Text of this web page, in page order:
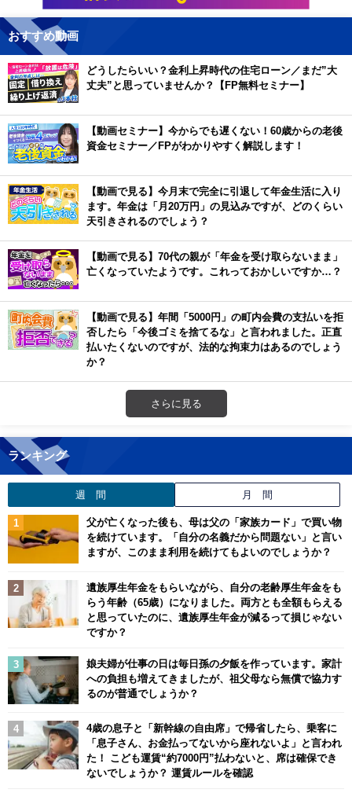
おすすめ動画
どうしたらいい？金利上昇時代の住宅ローン／まだ”大
丈夫”と思っていませんか？【FP無料セミナー】
【動画セミナー】今からでも遅くない！60歳からの老後
資金セミナー／FPがわかりやすく解説します！
【動画で見る】今月末で完全に引退して年金生活に入り
ます。年金は「月20万円」の見込みですが、どのくらい
天引きされるのでしょう？
【動画で見る】70代の親が「年金を受け取らないまま」
亡くなっていたようです。これっておかしいですか…？
【動画で見る】年間「5000円」の町内会費の支払いを拒
否したら「今後ゴミを捨てるな」と言われました。正直
払いたくないのですが、法的な拘束力はあるのでしょう
か？
さらに見る
ランキング
週 間 月 間
父が亡くなった後も、母は父の「家族カード」で買い物
を続けています。「自分の名義だから問題ない」と言い
ますが、このまま利用を続けてもよいのでしょうか？
遺族厚生年金をもらいながら、自分の老齢厚生年金をも
らう年齢（65歳）になりました。両方とも全額もらえる
と思っていたのに、遺族厚生年金が減るって損じゃない
ですか？
娘夫婦が仕事の日は毎日孫の夕飯を作っています。家計
への負担も増えてきましたが、祖父母なら無償で協力す
るのが普通でしょうか？
4歳の息子と「新幹線の自由席」で帰省したら、乗客に
「息子さん、お金払ってないから座れないよ」と言われ
た！ こども運賃“約7000円”払わないと、席は確保でき
ないでしょうか？ 運賃ルールを確認